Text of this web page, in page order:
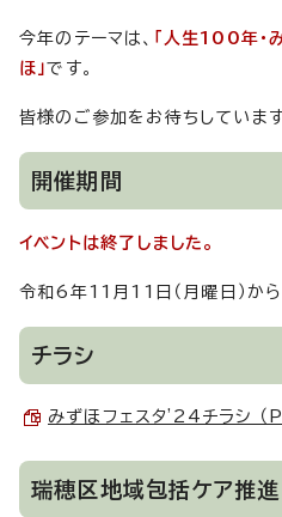
今年のテーマは、 「人生100年・
ほ」です。
皆様のご参加をお待ちしています
開催期間
イベントは終了しました。
令和6年11月11日（月曜日）から
チラシ
みずほフェスタ'24チラシ
瑞穂区地域包括ケア推